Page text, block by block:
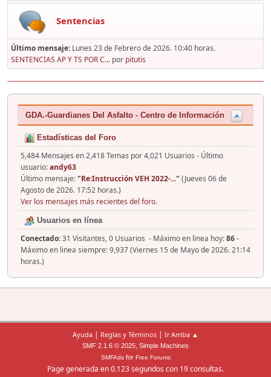
Sentencias
Último mensaje: Lunes 23 de Febrero de 2026. 10:40 horas.
SENTENCIAS AP Y TS POR C... por pitutis
GDA.-Guardianes Del Asfalto - Centro de Información
Estadísticas del Foro
5,484 Mensajes en 2,418 Temas por 4,021 Usuarios - Último
usuario:andy63
Último mensaje:"Re:Instrucción VEH 2022-..." (Jueves 06 de
Agosto de 2026. 17:52 horas.)
Ver los mensajes más recientes del foro.
Usuarios en línea
Conectado:31 Visitantes, 0 Usuarios - Máximo en linea hoy:86-
Máximo en linea siempre: 9,937 (Viernes 15 de Mayo de 2026. 21:14
horas.)
Ayuda | Reglas y Términos | Ir Arriba ▲
SMF 2.1.6 © 2025, Simple Machines
SMFAdsfor Free Forums
Page generada en 0.123 segundos con 19 consultas.